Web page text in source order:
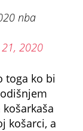
nba
2020
toga ko bi
košarci, a